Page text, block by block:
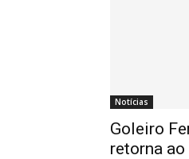
Notícias
Goleiro
retorna